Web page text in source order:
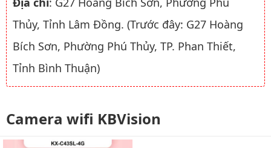
Thủy, Tỉnh Lâm Đồng. (Trước đây: G27 Hoàng
Bích Sơn, Phường Phú Thủy, TP. Phan Thiết,
Tỉnh Bình Thuận)
Camera wifi KBVision